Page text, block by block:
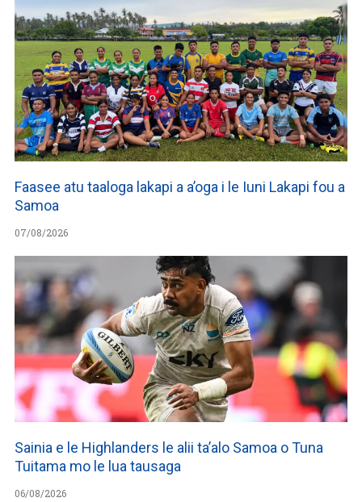
Faasee atu taaloga lakapi a a’oga i le Iuni Lakapi fou a
Samoa
07/08/2026
Sainia e le Highlanders le alii ta’alo Samoa o Tuna
Tuitama mo le lua tausaga
06/08/2026